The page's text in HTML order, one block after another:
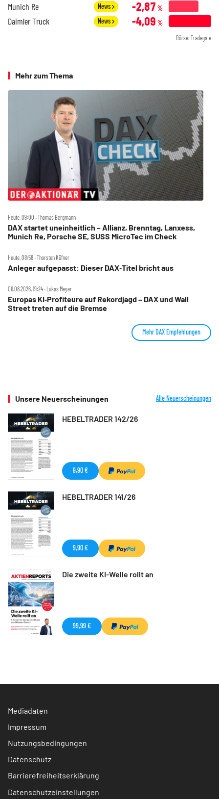
Munich Re News -2,87 %
Daimler Truck News -4,09 %
Börse: Tradegate
Mehr zum Thema
Heute, 09:00 ‧ Thomas Bergmann
DAX startet uneinheitlich – Allianz, Brenntag, Lanxess,
Munich Re, Porsche SE, SUSS MicroTec im Check
Heute, 08:58 ‧ Thorsten Küfner
Anleger aufgepasst: Dieser DAX‑Titel bricht aus
06.08.2026, 19:24 ‧ Lukas Meyer
Europas KI‑Profiteure auf Rekordjagd – DAX und Wall
Street treten auf die Bremse
Mehr DAX Empfehlungen
Unsere Neuerscheinungen Alle Neuerscheinungen
HEBELTRADER 142/26
9,90 €
HEBELTRADER 141/26
9,90 €
Die zweite KI-Welle rollt an
99,99 €
Mediadaten
Impressum
Nutzungsbedingungen
Datenschutz
Barrierefreiheitserklärung
Datenschutzeinstellungen